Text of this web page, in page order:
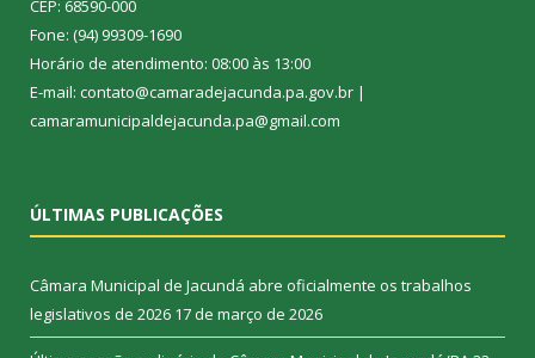
CEP: 68590-000
Fone: (94) 99309-1690
Horário de atendimento: 08:00 às 13:00
E-mail: contato@camaradejacunda.pa.gov.br |
camaramunicipaldejacunda.pa@gmail.com
ÚLTIMAS PUBLICAÇÕES
Câmara Municipal de Jacundá abre oficialmente os trabalhos
legislativos de 2026 17 de março de 2026